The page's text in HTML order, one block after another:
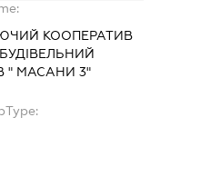
КООПЕРАТИВ
" МАСАНИ 3"